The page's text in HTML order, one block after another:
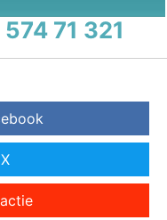
71 321